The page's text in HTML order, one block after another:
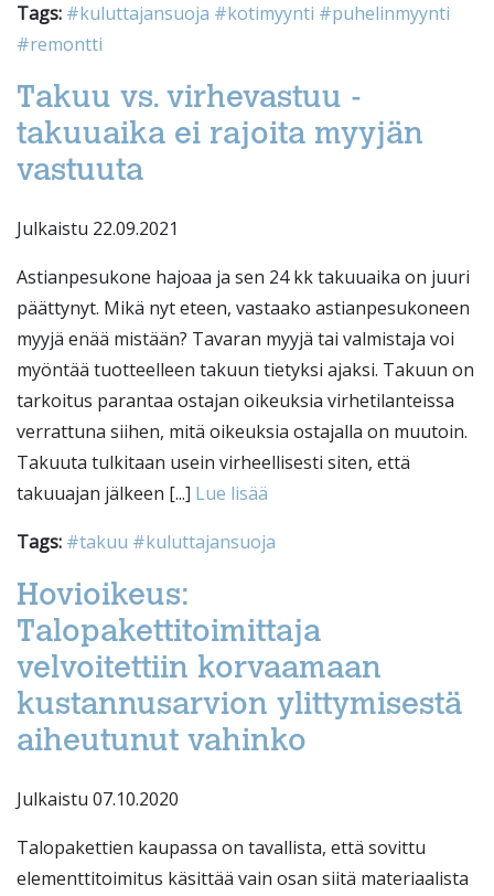
Tags: #kuluttajansuoja #kotimyynti #puhelinmyynti
#remontti
Takuu vs. virhevastuu -
takuuaika ei rajoita myyjän
vastuuta
Julkaistu 22.09.2021
Astianpesukone hajoaa ja sen 24 kk takuuaika on juuri
päättynyt. Mikä nyt eteen, vastaako astianpesukoneen
myyjä enää mistään? Tavaran myyjä tai valmistaja voi
myöntää tuotteelleen takuun tietyksi ajaksi. Takuun on
tarkoitus parantaa ostajan oikeuksia virhetilanteissa
verrattuna siihen, mitä oikeuksia ostajalla on muutoin.
Takuuta tulkitaan usein virheellisesti siten, että
takuuajan jälkeen [...] Lue lisää
Tags: #takuu #kuluttajansuoja
Hovioikeus:
Talopakettitoimittaja
velvoitettiin korvaamaan
kustannusarvion ylittymisestä
aiheutunut vahinko
Julkaistu 07.10.2020
Talopakettien kaupassa on tavallista, että sovittu
elementtitoimitus käsittää vain osan siitä materiaalista